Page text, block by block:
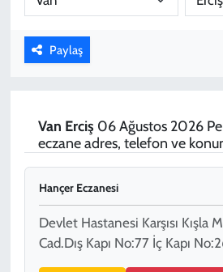
Paylaş
Van Erciş 06 Ağustos 2026
eczane adres, telefon ve
Hançer Eczanesi
Devlet Hastanesi Karşısı Kışla
Cad.Dış Kapı No:77 İç Kapı